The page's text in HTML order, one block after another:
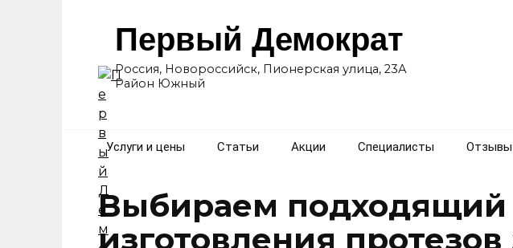
Первый Демократ
Россия, Новороссийск, Пионерская улица, 23А
Район Южный
Услуги и цены Статьи Акции Специалисты Отзывы
Выбираем подходящий
изготовления протезов